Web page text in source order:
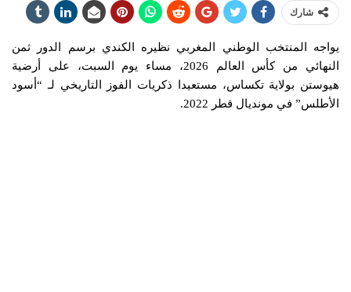
شارك
يواجه المنتخب الوطني المغربي نظيره الكندي برسم الدور ثمن
النهائي من كأس العالم 2026، مساء يوم السبت، على أرضية
هيوستن بولاية تكساس، مستعيدا ذكريات الفوز التاريخي لـ “أسود
الأطلس” في مونديال قطر 2022.